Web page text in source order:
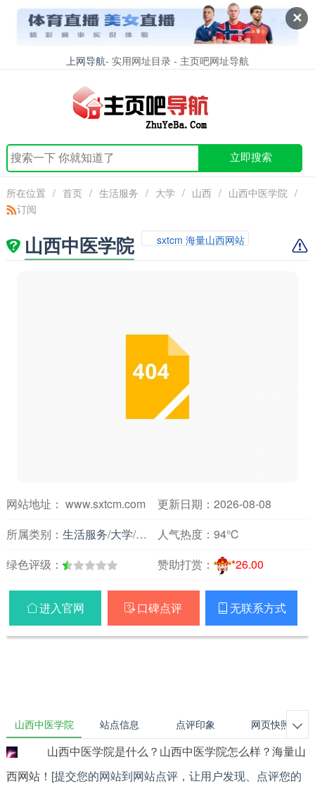
✕
上网导航- 实用网址目录 - 主页吧网址导航
立即搜索
所在位置 / 首页 / 生活服务 / 大学 / 山西 / 山西中医学院 /
订阅
山西中医学院 sxtcm 海量山西网站
网站地址： www.sxtcm.com
更新日期：2026-08-08
所属类别： 生活服务/大学/山西 人气热度： 94℃
绿色评级：
赞助打赏： *26.00
进入官网  口碑点评  无联系方式
山西中医学院 站点信息 点评印象 网页快照 
山西中医学院是什么？山西中医学院怎么样？海量山
西网站！ [提交您的网站到网站点评，让用户发现、点评您的